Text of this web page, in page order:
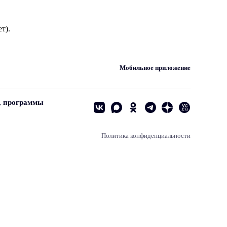
Мобильное приложение
программы
Политика конфиденциальности